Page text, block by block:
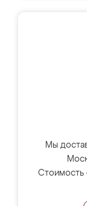
Мы
Стоимость